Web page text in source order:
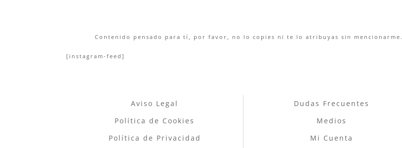
Contenido pensado para tí, por favor, no lo copies ni te lo atribuyas sin mencionarme.
[instagram-feed]
Aviso Legal
Política de Cookies
Política de Privacidad
Dudas Frecuentes
Medios
Mi Cuenta